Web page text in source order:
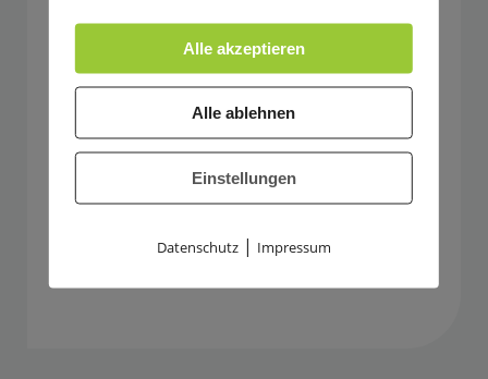
Kampfkunstcamps
für Schulkinder
Mehr erfahren
Alle akzeptieren
Alle ablehnen
Einstellungen
Datenschutz| Impressum